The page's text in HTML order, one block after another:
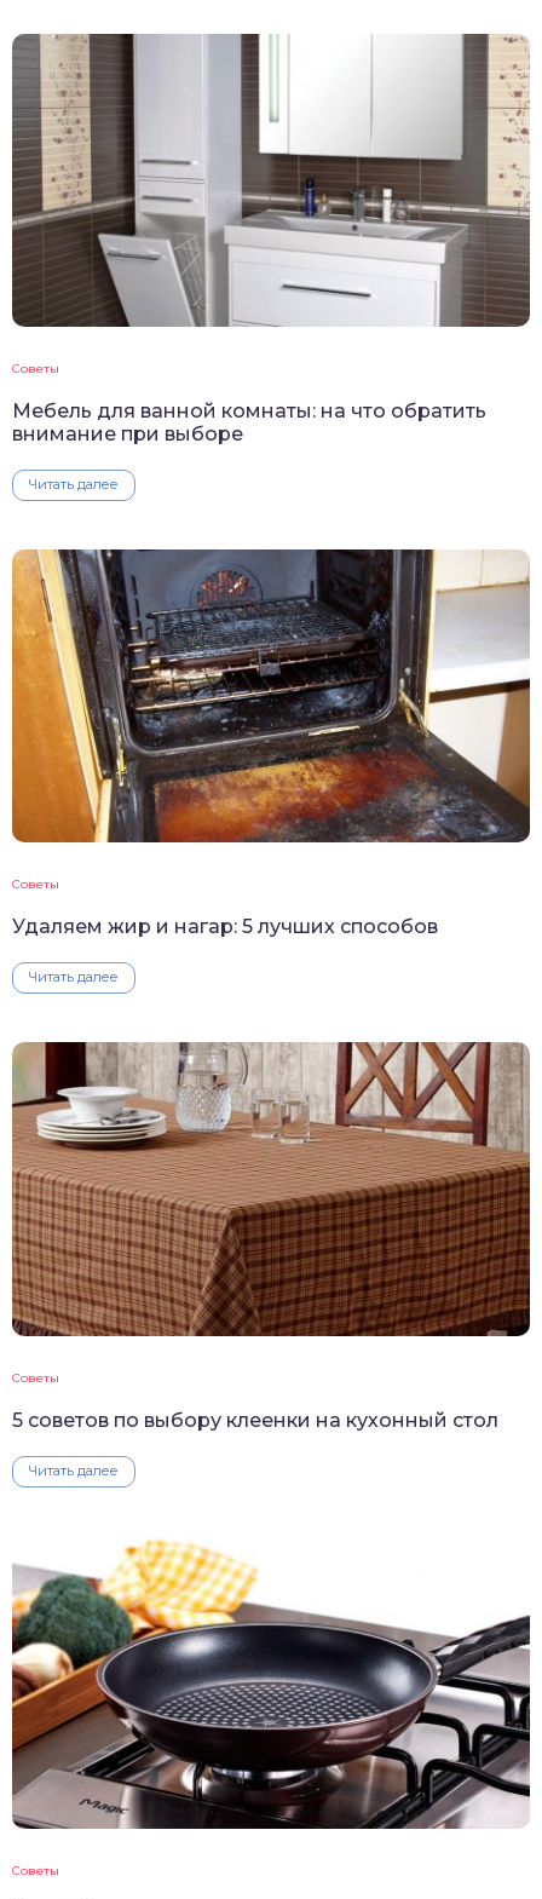
Советы
Мебель для ванной комнаты: на что обратить
внимание при выборе
Читать далее
Советы
Удаляем жир и нагар: 5 лучших способов
Читать далее
Советы
5 советов по выбору клеенки на кухонный стол
Читать далее
Советы